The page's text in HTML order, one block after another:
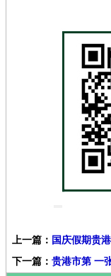
上一篇： 国庆假期贵
下一篇： 贵港市第 一